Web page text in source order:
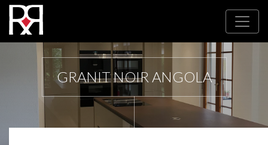
GRANIT NOIR ANGOLA